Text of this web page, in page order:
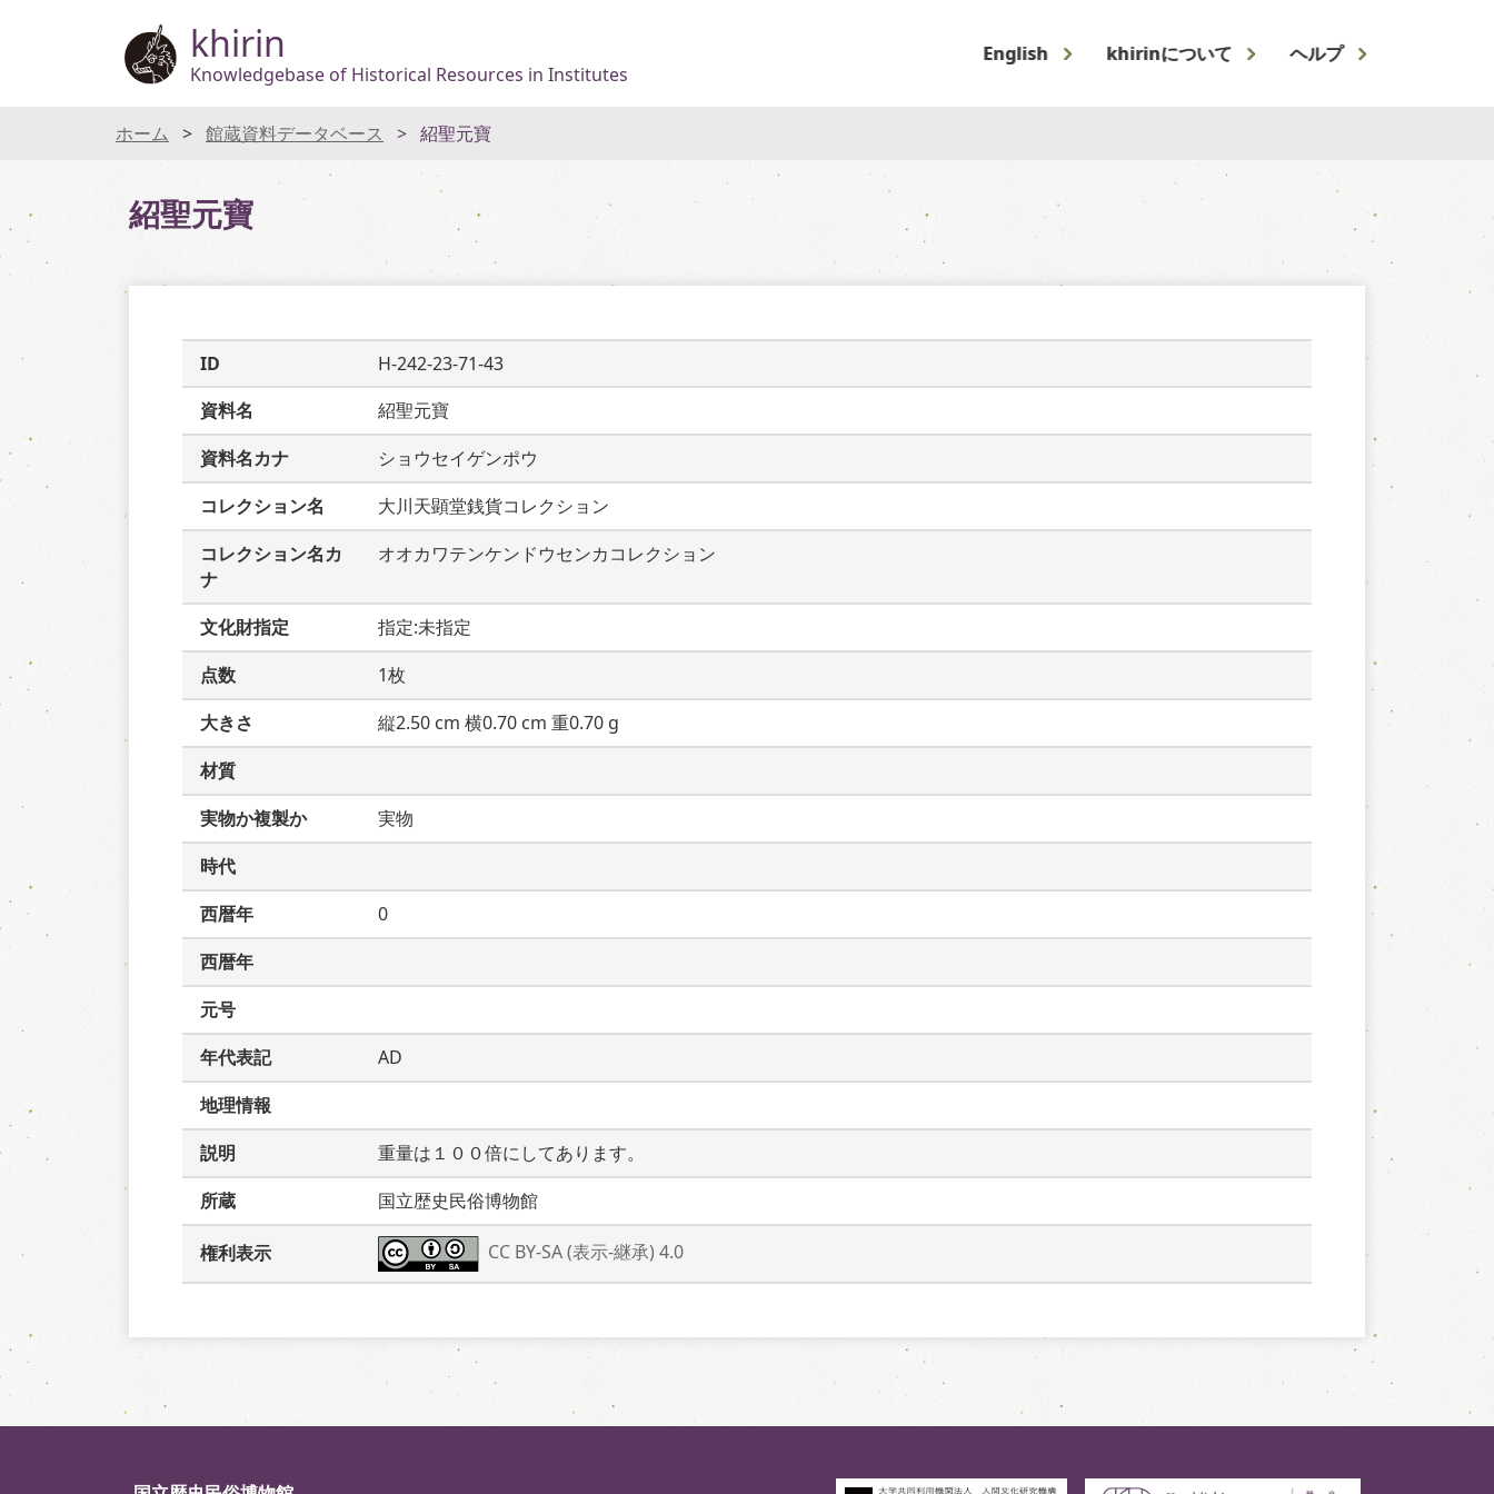
khirin
Knowledgebase of Historical Resources in Institutes
English khirinについて ヘルプ
ホーム 館蔵資料データベース 紹聖元寶
紹聖元寶
ID
H-242-23-71-43
資料名
紹聖元寶
資料名カナ
ショウセイゲンポウ
コレクション名
大川天顕堂銭貨コレクション
コレクション名カ
ナ
オオカワテンケンドウセンカコレクション
文化財指定
指定:未指定
点数
1枚
大きさ
縦2.50 cm 横0.70 cm 重0.70 g
材質
実物か複製か
実物
時代
西暦年
0
西暦年
元号
年代表記
AD
地理情報
説明
重量は１００倍にしてあります。
所蔵
国立歴史民俗博物館
権利表示 CC BY-SA (表示-継承) 4.0